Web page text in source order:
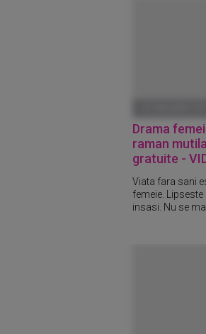
Drama
raman
gratuite -
Viata fara sani
femeie.
insasi. Nu se